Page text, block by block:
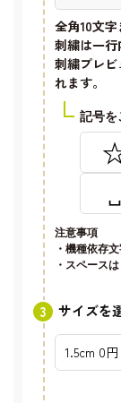
全角10文字
刺繍は一行
刺繍プレ
れます。
記号を
␣
注意事項
・機種依存
・スペース
サイズを